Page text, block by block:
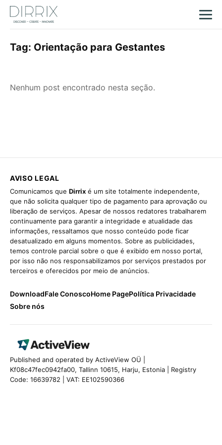
Tag: Orientação para Gestantes
Nenhum post encontrado nesta seção.
AVISO LEGAL
Comunicamos que Dirrix é um site totalmente independente,
que não solicita qualquer tipo de pagamento para aprovação ou
liberação de serviços. Apesar de nossos redatores trabalharem
continuamente para garantir a integridade e atualidade das
informações, ressaltamos que nosso conteúdo pode ficar
desatualizado em alguns momentos. Sobre as publicidades,
temos controle parcial sobre o que é exibido em nosso portal,
por isso não nos responsabilizamos por serviços prestados por
terceiros e oferecidos por meio de anúncios.
DownloadFale ConoscoHome PagePolítica Privacidade
Sobre nós
Published and operated by ActiveView OÜ |
Kf08c47fec0942fa00, Tallinn 10615, Harju, Estonia | Registry
Code: 16639782 | VAT: EE102590366